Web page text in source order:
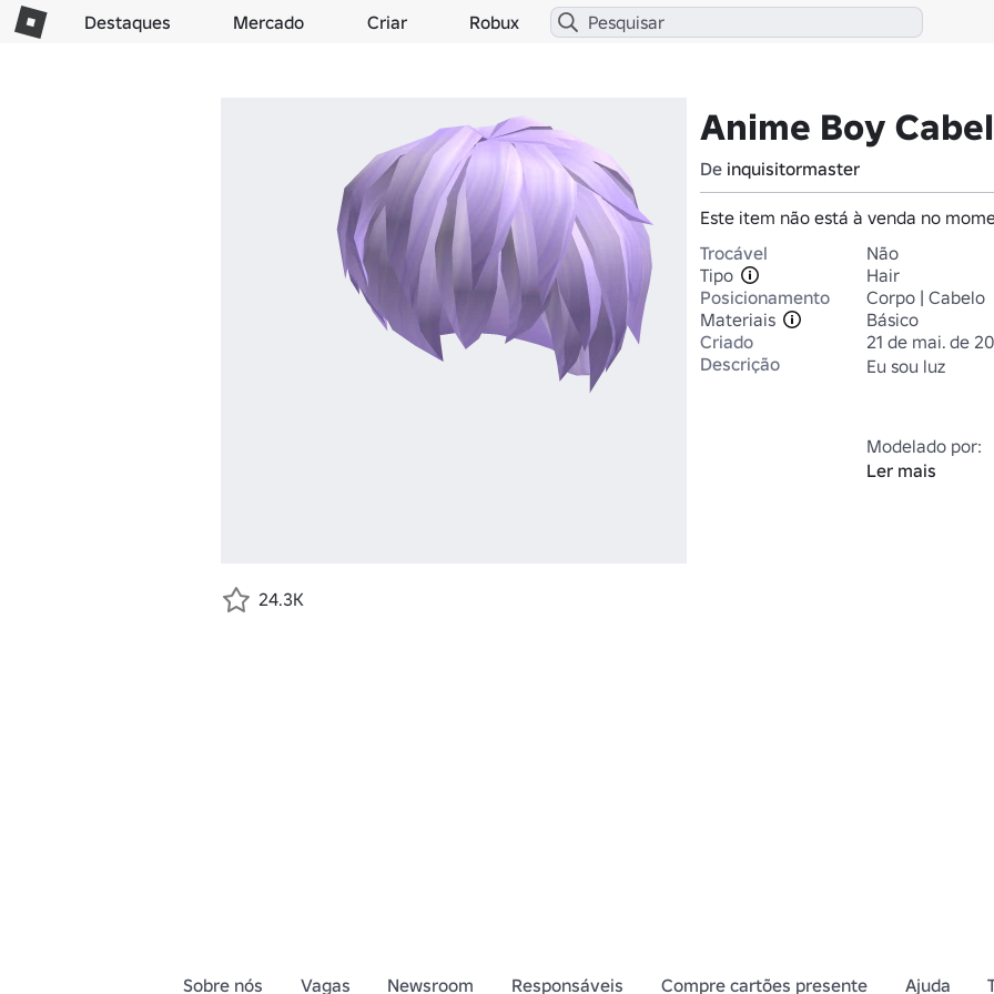
Destaques Mercado Criar Robux
Anime Boy
De inquisitormaster
Este item não está à venda no
Trocável
Não
Tipo
Hair
Posicionamento
Corpo | Cabelo
Materiais
Básico
Criado
21 de mai. de
Descrição
Eu sou luz
https://
Ler mais
24.3K
Sobre nós Vagas Newsroom Responsáveis Compre cartões presente Ajuda